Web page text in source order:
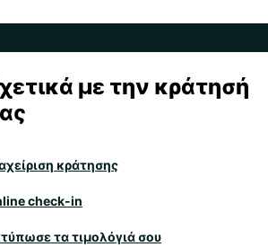
με την κράτησή
κράτησης
check-in
τα τιμολόγιά σου